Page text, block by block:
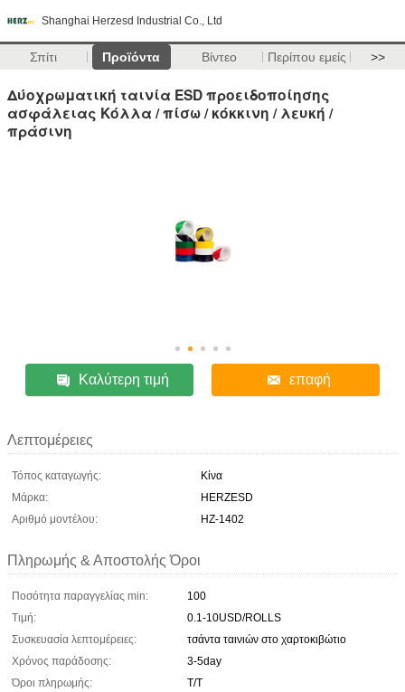
Shanghai Herzesd Industrial Co., Ltd
Σπίτι Προϊόντα Βίντεο Περίπου εμείς >>
Δύοχρωματική ταινία ESD προειδοποίησης
ασφάλειας Κόλλα / πίσω / κόκκινη / λευκή /
πράσινη
Καλύτερη τιμή επαφή
Λεπτομέρειες
Τόπος καταγωγής:
Κίνα
Μάρκα:
HERZESD
Αριθμό μοντέλου:
HZ-1402
Πληρωμής & Αποστολής Όροι
Ποσότητα παραγγελίας min:
100
Τιμή:
0.1-10USD/ROLLS
Συσκευασία λεπτομέρειες:
τσάντα ταινιών στο χαρτοκιβώτιο
Χρόνος παράδοσης:
3-5day
Όροι πληρωμής:
Τ/Τ